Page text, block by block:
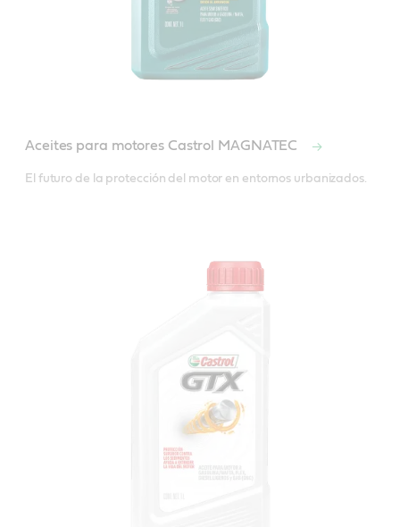
Aceites para motores Castrol MAGNATEC
El futuro de la protección del motor en entornos urbanizados.